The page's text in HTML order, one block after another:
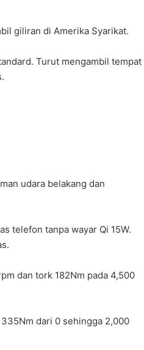
giliran di Amerika Syarikat.
Turut mengambil tempat
udara belakang dan
telefon tanpa wayar Qi 15W.
dan tork 182Nm pada 4,500
dari 0 sehingga 2,000